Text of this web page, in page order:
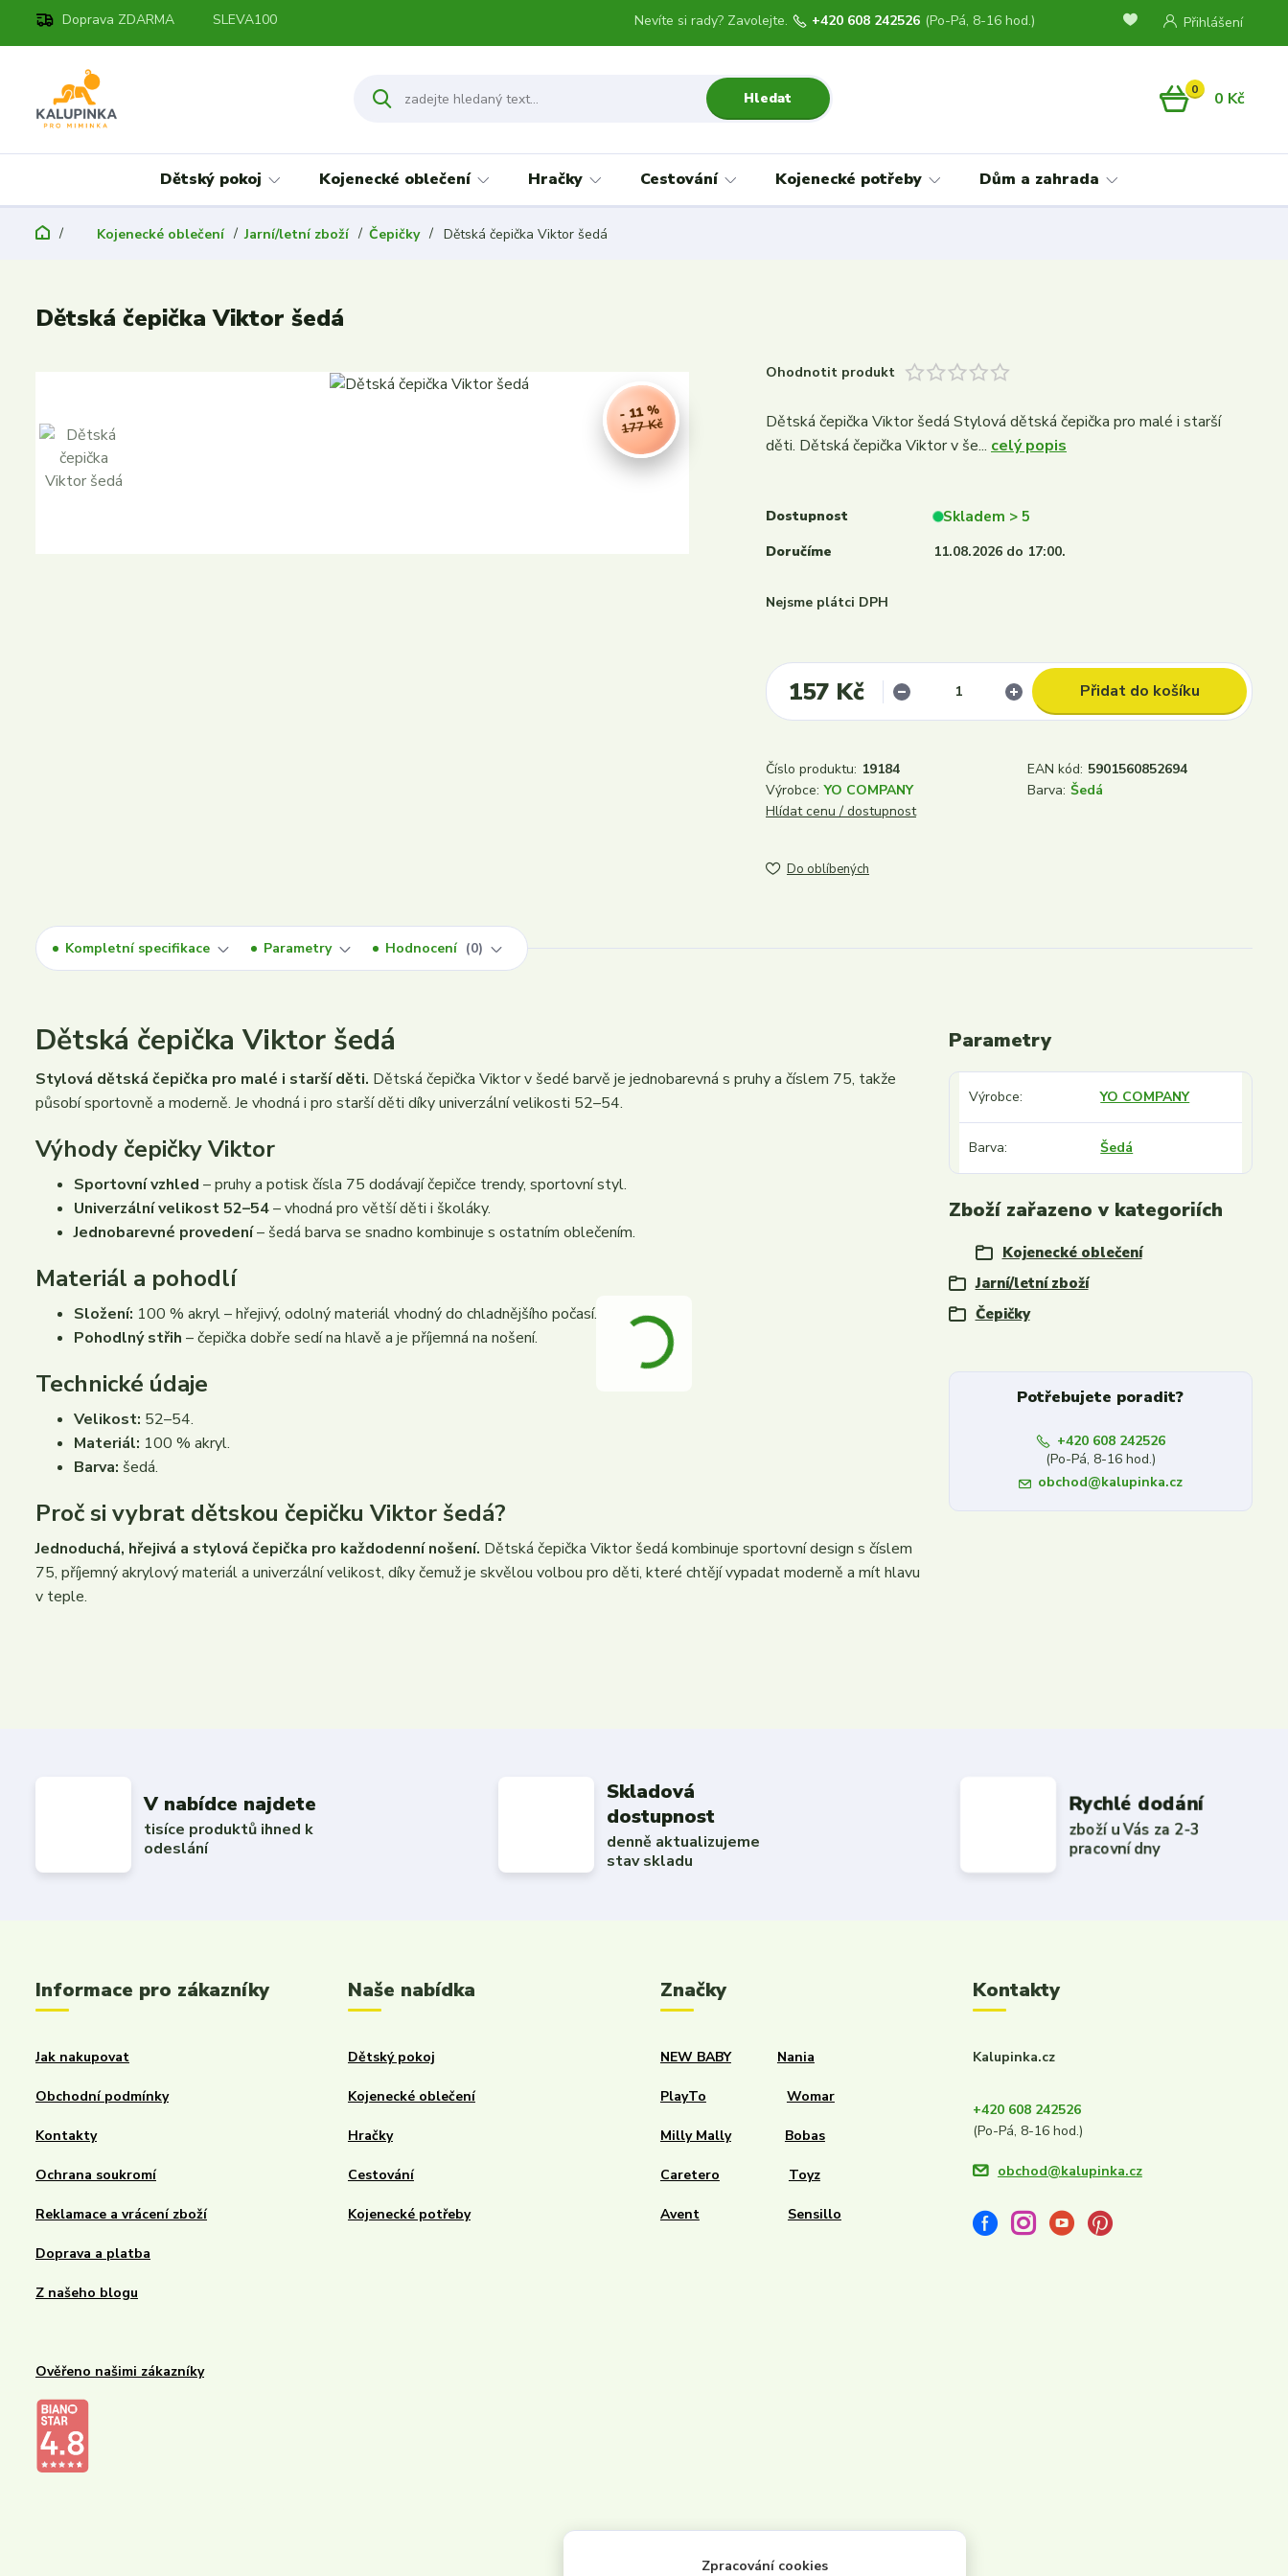
Doprava ZDARMA SLEVA100 Přihlášení
Hledat
Nevíte si rady? Zavolejte. +420 608 242526 (Po-Pá, 8-16 hod.)
0 0 Kč
Dětský pokoj Kojenecké oblečení Hračky Cestování Kojenecké potřeby Dům a zahrada
Kojenecké oblečení Jarní/letní zboží Čepičky Dětská čepička Viktor šedá
Dětská čepička Viktor šedá
177 Kč
- 11 %
Ohodnotit produkt
Dětská čepička Viktor šedá Stylová dětská čepička pro malé i starší
děti. Dětská čepička Viktor v še... celý popis
Dostupnost Skladem > 5
Doručíme 11.08.2026 do 17:00.
Nejsme plátci DPH
157 Kč Přidat do košíku
Číslo produktu: 19184 EAN kód: 5901560852694
Výrobce: YO COMPANY Barva: Šedá
Hlídat cenu / dostupnost
Do oblíbených
Kompletní specifikace Parametry Hodnocení 0
Dětská čepička Viktor šedá
Stylová dětská čepička pro malé i starší děti. Dětská čepička Viktor v šedé barvě je jednobarevná s pruhy a číslem 75, takže
působí sportovně a moderně. Je vhodná i pro starší děti díky univerzální velikosti 52–54.
Výhody čepičky Viktor
Sportovní vzhled – pruhy a potisk čísla 75 dodávají čepičce trendy, sportovní styl.
Univerzální velikost 52–54– vhodná pro větší děti i školáky.
Jednobarevné provedení– šedá barva se snadno kombinuje s ostatním oblečením.
Materiál a pohodlí
Složení: 100 % akryl – hřejivý, odolný materiál vhodný do chladnějšího počasí.
Pohodlný střih – čepička dobře sedí na hlavě a je příjemná na nošení.
Technické údaje
Velikost: 52–54.
Materiál: 100 % akryl.
Barva: šedá.
Proč si vybrat dětskou čepičku Viktor šedá?
Jednoduchá, hřejivá a stylová čepička pro každodenní nošení. Dětská čepička Viktor šedá kombinuje sportovní design s číslem
75, příjemný akrylový materiál a univerzální velikost, díky čemuž je skvělou volbou pro děti, které chtějí vypadat moderně a mít hlavu
v teple.
Parametry
Výrobce YO COMPANY
Barva Šedá
Zboží zařazeno v kategoriích
Kojenecké oblečení
Jarní/letní zboží
Čepičky
Potřebujete poradit?
+420 608 242526
(Po-Pá, 8-16 hod.)
obchod@kalupinka.cz
V nabídce najdete
tisíce produktů ihned k
odeslání
Skladová
dostupnost
denně aktualizujeme
stav skladu
Rychlé dodání
zboží u Vás za 2-3
pracovní dny
Informace pro zákazníky
Jak nakupovat
Obchodní podmínky
Kontakty
Ochrana soukromí
Reklamace a vrácení zboží
Doprava a platba
Z našeho blogu
Ověřeno našimi zákazníky
Naše nabídka
Dětský pokoj
Kojenecké oblečení
Hračky
Cestování
Kojenecké potřeby
Značky
NEW BABY Nania
PlayTo Womar
Milly Mally Bobas
Caretero Toyz
Avent Sensillo
Kontakty
Kalupinka.cz
+420 608 242526
(Po-Pá, 8-16 hod.)
obchod@kalupinka.cz
Zpracování cookies